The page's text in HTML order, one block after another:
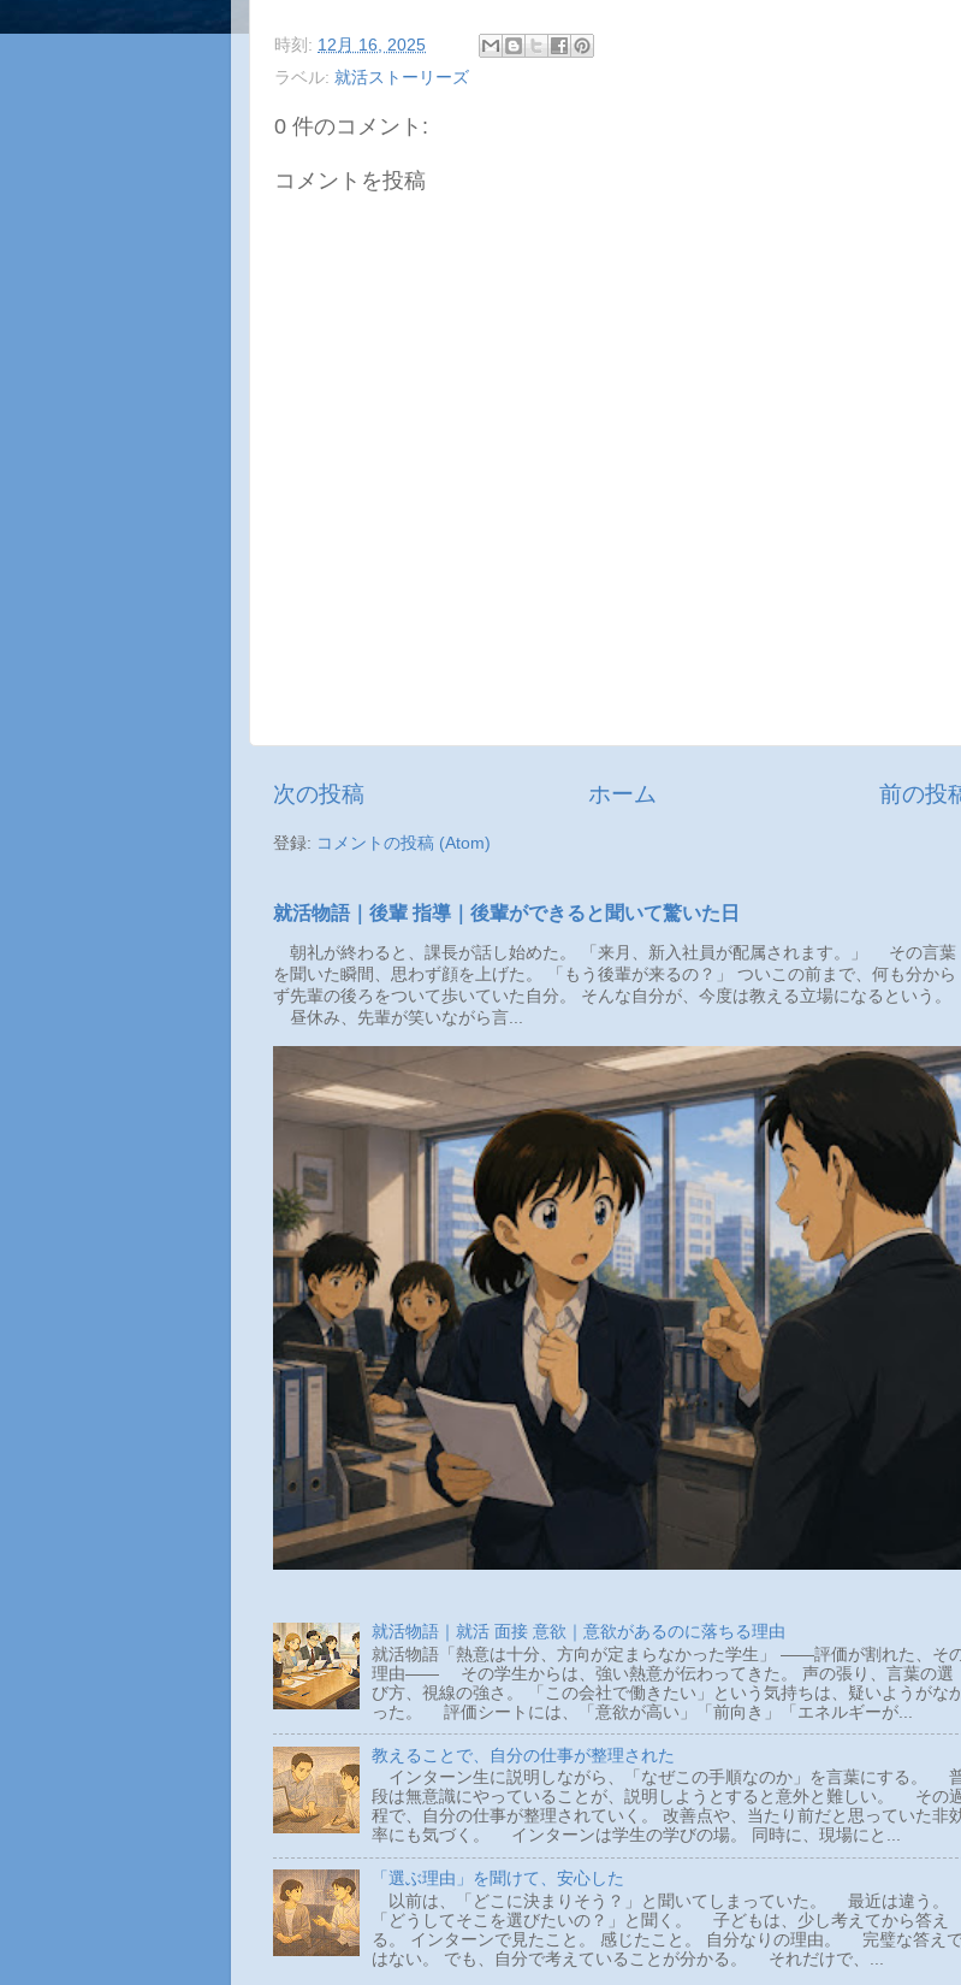
時刻: 12月 16, 2025
ラベル: 就活ストーリーズ
0 件のコメント:
コメントを投稿
次の投稿 前の投
ホーム
登録: コメントの投稿 (Atom)
就活物語｜後輩 指導｜後輩ができると聞いて驚いた日
朝礼が終わると、課長が話し始めた。 「来月、新入社員が配属されます。」 その言葉
を聞いた瞬間、思わず顔を上げた。 「もう後輩が来るの？」 ついこの前まで、何も分から
ず先輩の後ろをついて歩いていた自分。 そんな自分が、今度は教える立場になるという。
昼休み、先輩が笑いながら言...
就活物語｜就活 面接 意欲｜意欲があるのに落ちる理由
就活物語「熱意は十分、方向が定まらなかった学生」 ――評価が割れた、そ
理由―― その学生からは、強い熱意が伝わってきた。 声の張り、言葉の選
び方、視線の強さ。 「この会社で働きたい」という気持ちは、疑いようがな
った。 評価シートには、「意欲が高い」「前向き」「エネルギーが...
教えることで、自分の仕事が整理された
インターン生に説明しながら、「なぜこの手順なのか」を言葉にする。
段は無意識にやっていることが、説明しようとすると意外と難しい。 その
程で、自分の仕事が整理されていく。 改善点や、当たり前だと思っていた非
率にも気づく。 インターンは学生の学びの場。 同時に、現場にと...
「選ぶ理由」を聞けて、安心した
以前は、「どこに決まりそう？」と聞いてしまっていた。 最近は違う。
「どうしてそこを選びたいの？」と聞く。 子どもは、少し考えてから答え
る。 インターンで見たこと。 感じたこと。 自分なりの理由。 完璧な答え
はない。 でも、自分で考えていることが分かる。 それだけで、...